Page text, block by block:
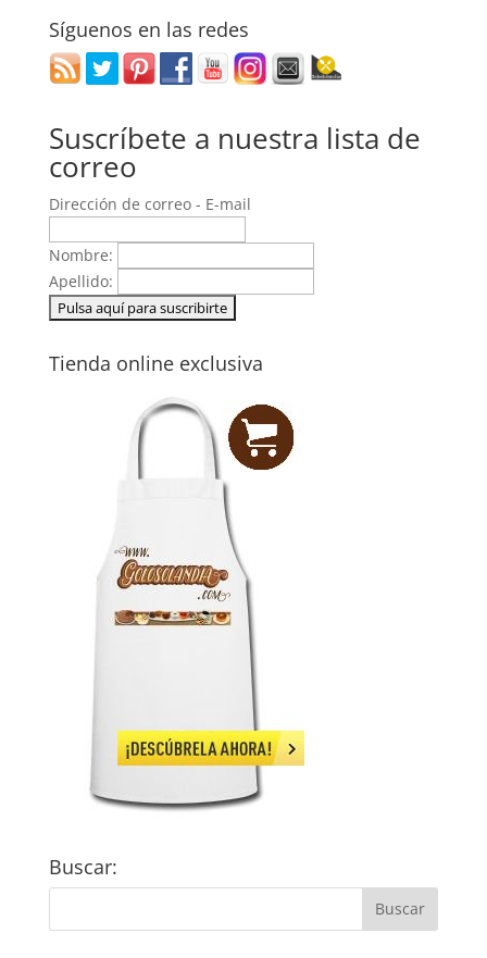
Síguenos en las redes
Suscríbete a nuestra lista de
correo
Dirección de correo - E-mail
Nombre:
Apellido:
Tienda online exclusiva
Buscar: